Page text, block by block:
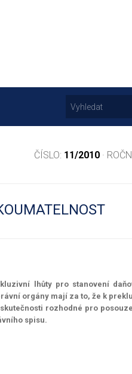
ČÍSLO: 11/2010 ·
lhůty pro stanovení
orgány mají za to, že k
rozhodné pro
spisu.